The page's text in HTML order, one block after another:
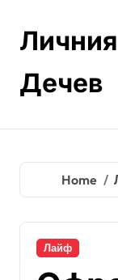
content
Дечев
Home
Лайф